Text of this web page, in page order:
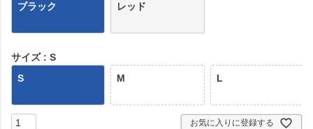
ブラック
レッド
サイズ
S
S
M L
お気に入りに登録する